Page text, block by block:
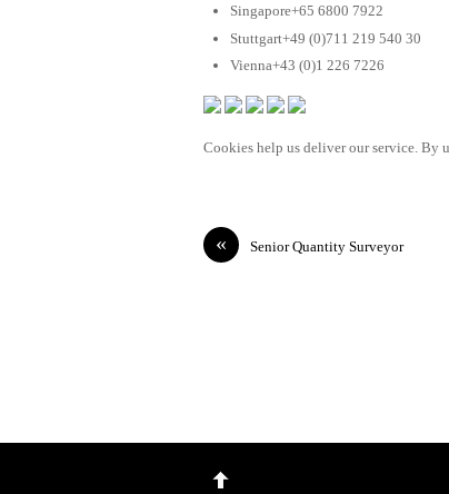
Singapore+65 6800 7922
Stuttgart+49 (0)711 219 540 30
Vienna+43 (0)1 226 7226
Cookies help us deliver our service. By
« Senior Quantity Surveyor